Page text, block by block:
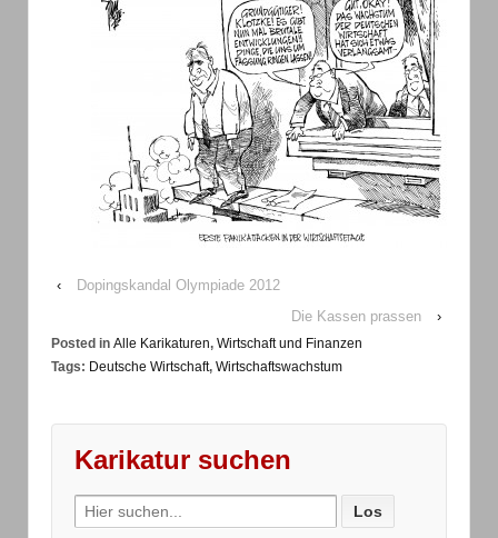
‹
Dopingskandal Olympiade 2012
Die Kassen prassen
›
Posted in Alle Karikaturen, Wirtschaft und Finanzen
Tags: Deutsche Wirtschaft, Wirtschaftswachstum
Karikatur suchen
Search
for: